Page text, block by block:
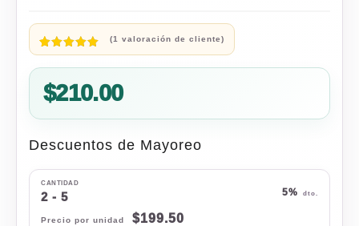
Valorado
5.00
sobre 5
basado en
1
de cliente
(1 valoración de cliente)
$210.00
Descuentos de Mayoreo
2 - 5 5%
$199.50